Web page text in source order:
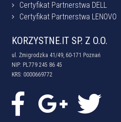
Certyfikat Partnerstwa DELL
Certyfikat Partnerstwa LENOVO
KORZYSTNE.IT SP. Z O.O.
ul. Żmigrodzka 41/49, 60-171 Poznań
NIP: PL779 245 86 45
KRS: 0000669772